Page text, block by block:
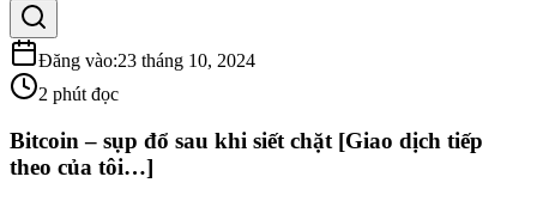
Đăng vào:23 tháng 10, 2024
2 phút đọc
Bitcoin – sụp đổ sau khi siết chặt [Giao dịch tiếp
theo của tôi…]